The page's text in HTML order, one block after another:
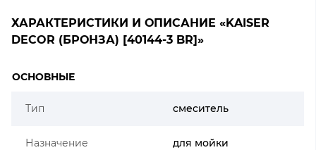
ХАРАКТЕРИСТИКИ И ОПИСАНИЕ «KAISER
DECOR (БРОНЗА) [40144-3 BR]»
ОСНОВНЫЕ
Тип смеситель
Назначение для мойки